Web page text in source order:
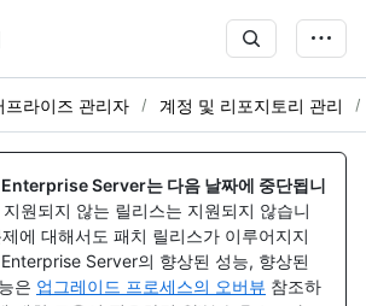
프라이즈 관리자 계정 및 리포지토리 관리
Server는 다음 날짜에 중단됩니
지원되지 않는 릴리스는 지원되지 않습니
에 대해서도 패치 릴리스가 이루어지지
Server의 향상된 성능, 향상된
은 업그레이드 프로세스의 오버뷰 참조하